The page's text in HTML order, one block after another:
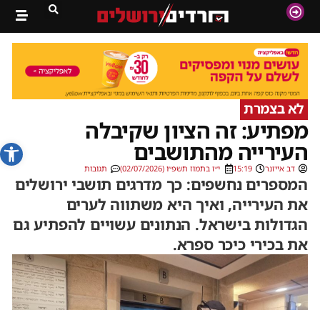
פתח
לא בצמרת
מפתיע: זה הציון שקיבלה
העירייה מהתושבים
דב אייזנר 15:19 י״ז בתמוז תשפ״ו (02/07/2026) תגובות
המספרים נחשפים: כך מדרגים תושבי ירושלים
את העירייה, ואיך היא משתווה לערים
הגדולות בישראל. הנתונים עשויים להפתיע גם
את בכירי כיכר ספרא.